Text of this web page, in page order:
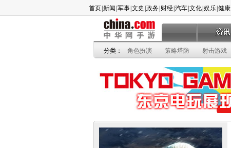
首页 新闻 军事 文史 政务 财经 汽车 文化 娱乐 健康
分类： 角色扮演 策略塔防 射击游戏